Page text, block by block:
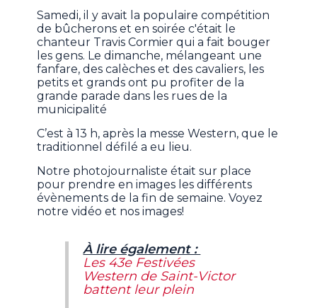
Samedi, il y avait la populaire compétition
de bûcherons et en soirée c'était le
chanteur Travis Cormier qui a fait bouger
les gens. Le dimanche, mélangeant une
fanfare, des calèches et des cavaliers, les
petits et grands ont pu profiter de la
grande parade dans les rues de la
municipalité
C’est à 13 h, après la messe Western, que le
traditionnel défilé a eu lieu.
Notre photojournaliste était sur place
pour prendre en images les différents
évènements de la fin de semaine. Voyez
notre vidéo et nos images!
À lire également :
Les 43e Festivées
Western de Saint-Victor
battent leur plein